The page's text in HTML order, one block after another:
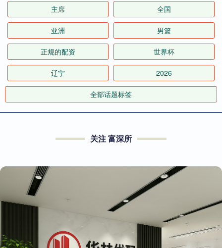
主席 全国
亚洲 男篮
正规的配资 世界杯
辽宁 2026
全部话题标签
关注 富深所